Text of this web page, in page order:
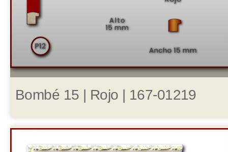
Bombé 15 | Rojo | 167-01219